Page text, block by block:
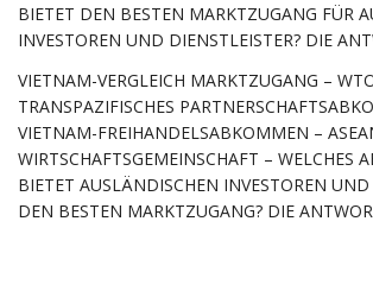
BIETET DEN BESTEN MARKTZUGANG FÜR
INVESTOREN UND DIENSTLEISTER? DIE
VIETNAM-VERGLEICH MARKTZUGANG –
TRANSPAZIFISCHES
VIETNAM-FREIHANDELSABKOMMEN –
WIRTSCHAFTSGEMEINSCHAFT – WELCHES
BIETET AUSLÄNDISCHEN INVESTOREN
DEN BESTEN MARKTZUGANG? DIE